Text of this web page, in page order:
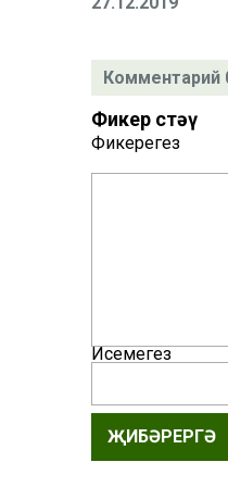
Комментарий
Фикер өстәү
Фикерегез
Исемегез
ҖИБӘРЕРГӘ